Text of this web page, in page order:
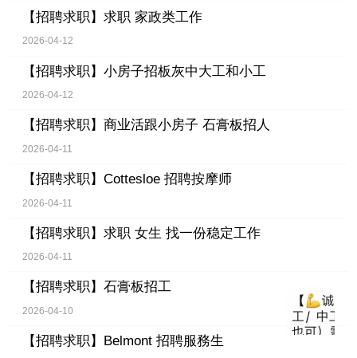
【招聘求职】 求职 家政类工作
2026-04-12
【招聘求职】 小房子招板灰中大工和小工
2026-04-12
【招聘求职】 商业活跟小房子 石膏板招人
2026-04-11
【招聘求职】 Cottesloe 招聘按摩师
2026-04-11
【招聘求职】 求职 女生 找一份稳定工作
2026-04-11
【招聘求职】 石膏板招工
2026-04-10
【招聘求职】 Belmont 招聘服務生